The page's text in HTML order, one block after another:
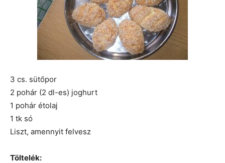
3 cs. sütőpor
2 pohár (2 dl-es) joghurt
1 pohár étolaj
1 tk só
Liszt, amennyit felvesz
Töltelék: